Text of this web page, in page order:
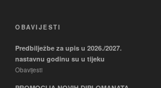
OBAVIJESTI
Predbilježbe za upis u 2026./2027.
nastavnu godinu su u tijeku
Obavijesti